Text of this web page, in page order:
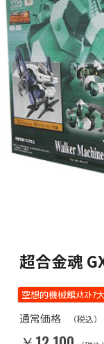
超合金魂
空想的機械館ﾒｶｽﾄｱ
通常価格 （税込）